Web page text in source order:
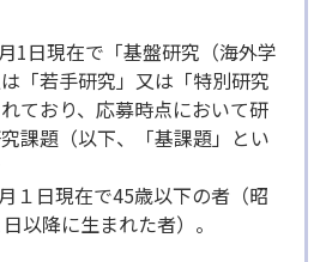
1日現在で「基盤研究（海外学
「若手研究」又は「特別研究
ており、応募時点において研
課題（以下、「基課題」とい
１日現在で45歳以下の者（昭
以降に生まれた者）。